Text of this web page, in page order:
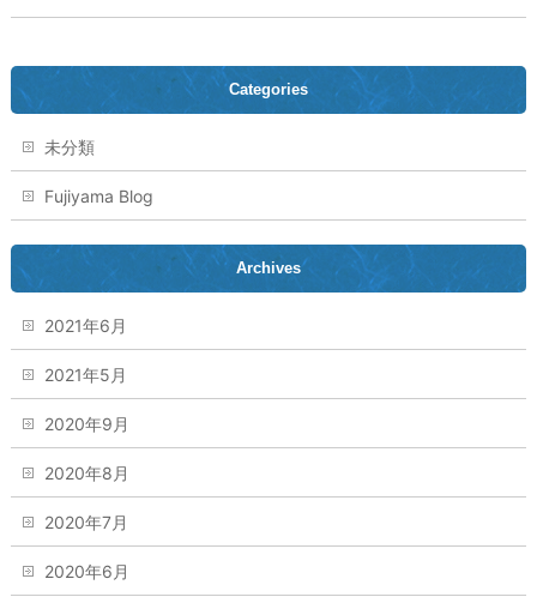
Categories
未分類
Fujiyama Blog
Archives
2021年6月
2021年5月
2020年9月
2020年8月
2020年7月
2020年6月